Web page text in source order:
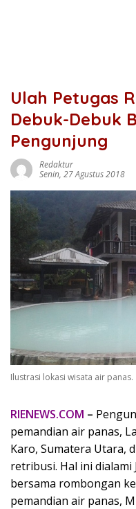
Ulah Petugas
Debuk-Debuk
Pengunjung
Redaktur
Senin, 27 Agustus 2018
Ilustrasi lokasi wisata air panas.
RIENEWS.COM –
pemandian air panas,
Karo, Sumatera Utara,
retribusi. Hal ini dialami
bersama rombongan
pemandian air panas,